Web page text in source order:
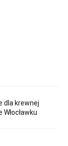
dla krewnej